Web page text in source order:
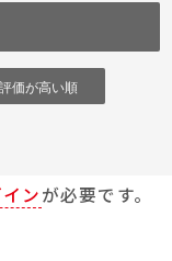
価が高い順
ンが必要です。